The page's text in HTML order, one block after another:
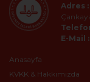
Adres :
E-Mail :
Anasayfa
KVKK & Hakkımızda